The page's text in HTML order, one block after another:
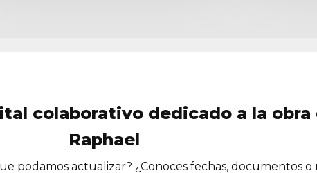
colaborativo dedicado a la obra
Raphael
podamos actualizar? ¿Conoces fechas, documentos o